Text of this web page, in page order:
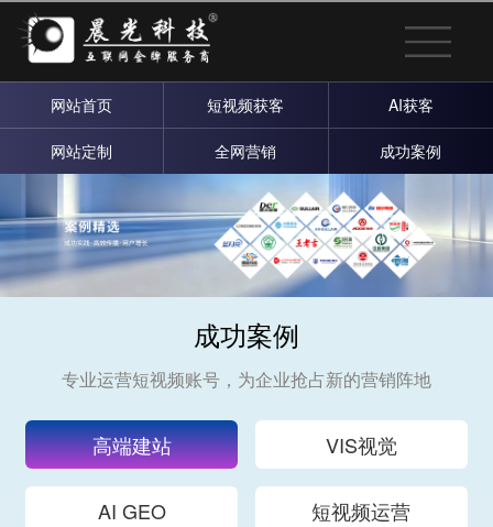
网站首页 短视频获客 AI获客
网站定制 全网营销 成功案例
成功案例
专业运营短视频账号，为企业抢占新的营销阵地
高端建站 VIS视觉
AI GEO 短视频运营